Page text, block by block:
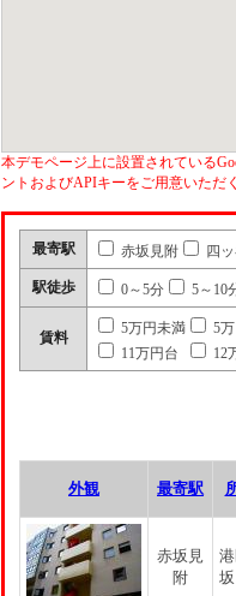
本デモページ上に設置されている
ントおよびAPIキーをご用意いただ
最寄駅 赤坂見附 四
駅徒歩 0～5分 5～10
賃料
5万円未満
5
11万円台
12
外観 最寄駅
赤坂見
附